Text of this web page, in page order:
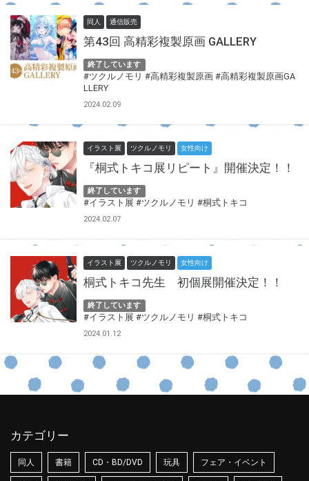
同人 通信販売
第43回 高精彩複製原画 GALLERY
終了しています
#ツクルノモリ #高精彩複製原画 #高精彩複製原画GA
LLERY
2024.02.09
イラスト展 ツクルノモリ 女性向け
『桐式トキコ展リピート』開催決定！！
終了しています
#イラスト展 #ツクルノモリ #桐式トキコ
2024.02.07
イラスト展 ツクルノモリ 女性向け
桐式トキコ先生 初個展開催決定！！
終了しています
#イラスト展 #ツクルノモリ #桐式トキコ
2024.01.12
カテゴリー
同人 書籍 CD・BD/DVD 玩具 フェア・イベント